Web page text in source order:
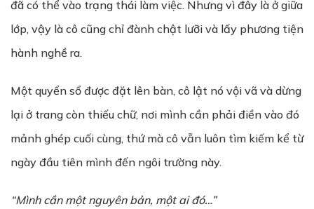
đã có thể vào trạng thái làm việc. Nhưng vì đây là ở giữa
lớp, vậy là cô cũng chỉ đành chật lưỡi và lấy phương tiện
hành nghề ra.
Một quyển sổ được đặt lên bàn, cô lật nó vội vã và dừng
lại ở trang còn thiếu chữ, nơi mình cần phải điền vào đó
mảnh ghép cuối cùng, thứ mà cô vẫn luôn tìm kiếm kể từ
ngày đầu tiên mình đến ngôi trường này.
“Mình cần một nguyên bản, một ai đó…”